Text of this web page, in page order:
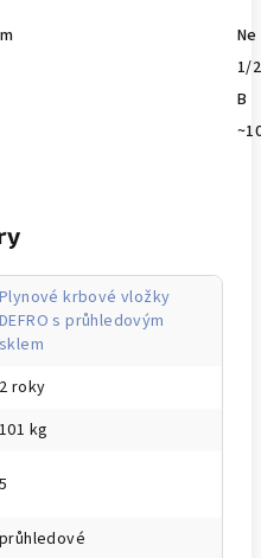
Ne
1/
B
Plynové krbové vložky
DEFRO s průhledovým
sklem
2 roky
101 kg
5
průhledové